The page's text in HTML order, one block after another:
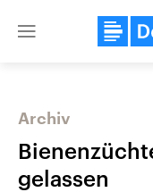
Close
Archiv
gelassen